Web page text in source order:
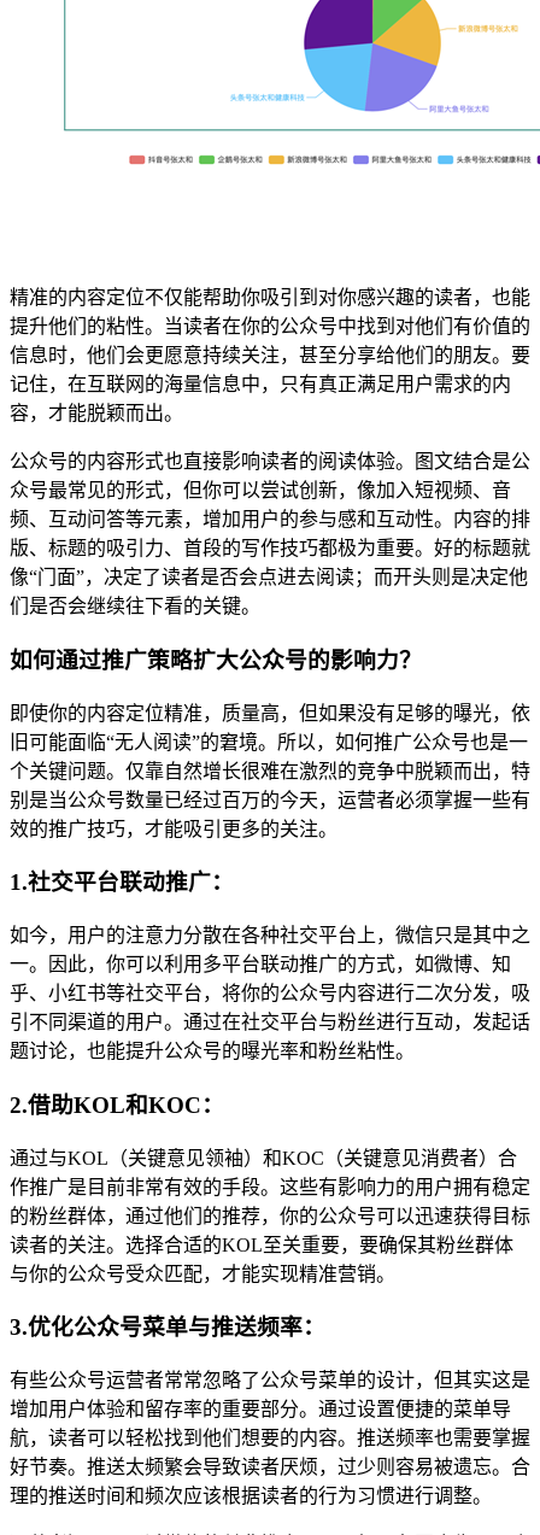
精准的内容定位不仅能帮助你吸引到对你感兴趣的读者，也能
提升他们的粘性。当读者在你的公众号中找到对他们有价值的
信息时，他们会更愿意持续关注，甚至分享给他们的朋友。要
记住，在互联网的海量信息中，只有真正满足用户需求的内
容，才能脱颖而出。
公众号的内容形式也直接影响读者的阅读体验。图文结合是公
众号最常见的形式，但你可以尝试创新，像加入短视频、音
频、互动问答等元素，增加用户的参与感和互动性。内容的排
版、标题的吸引力、首段的写作技巧都极为重要。好的标题就
像“门面”，决定了读者是否会点进去阅读；而开头则是决定他
们是否会继续往下看的关键。
如何通过推广策略扩大公众号的影响力？
即使你的内容定位精准，质量高，但如果没有足够的曝光，依
旧可能面临“无人阅读”的窘境。所以，如何推广公众号也是一
个关键问题。仅靠自然增长很难在激烈的竞争中脱颖而出，特
别是当公众号数量已经过百万的今天，运营者必须掌握一些有
效的推广技巧，才能吸引更多的关注。
1.社交平台联动推广：
如今，用户的注意力分散在各种社交平台上，微信只是其中之
一。因此，你可以利用多平台联动推广的方式，如微博、知
乎、小红书等社交平台，将你的公众号内容进行二次分发，吸
引不同渠道的用户。通过在社交平台与粉丝进行互动，发起话
题讨论，也能提升公众号的曝光率和粉丝粘性。
2.借助KOL和KOC：
通过与KOL（关键意见领袖）和KOC（关键意见消费者）合
作推广是目前非常有效的手段。这些有影响力的用户拥有稳定
的粉丝群体，通过他们的推荐，你的公众号可以迅速获得目标
读者的关注。选择合适的KOL至关重要，要确保其粉丝群体
与你的公众号受众匹配，才能实现精准营销。
3.优化公众号菜单与推送频率：
有些公众号运营者常常忽略了公众号菜单的设计，但其实这是
增加用户体验和留存率的重要部分。通过设置便捷的菜单导
航，读者可以轻松找到他们想要的内容。推送频率也需要掌握
好节奏。推送太频繁会导致读者厌烦，过少则容易被遗忘。合
理的推送时间和频次应该根据读者的行为习惯进行调整。